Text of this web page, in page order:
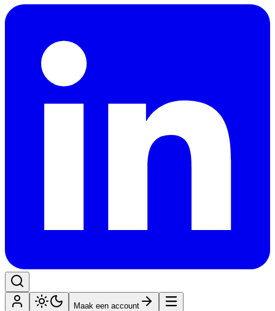
Maak een account